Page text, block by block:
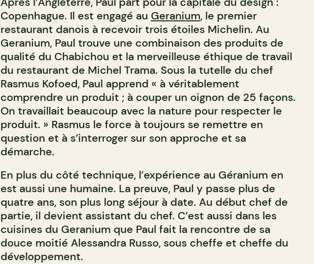
Copenhague. Il est engagé au Geranium, le premier
restaurant danois à recevoir trois étoiles Michelin. Au
Geranium, Paul trouve une combinaison des produits de
qualité du Chabichou et la merveilleuse éthique de travail
du restaurant de Michel Trama. Sous la tutelle du chef
Rasmus Kofoed, Paul apprend « à véritablement
comprendre un produit ; à couper un oignon de 25 façons.
On travaillait beaucoup avec la nature pour respecter le
produit. » Rasmus le force à toujours se remettre en
question et à s’interroger sur son approche et sa
démarche.
En plus du côté technique, l’expérience au Géranium en
est aussi une humaine. La preuve, Paul y passe plus de
quatre ans, son plus long séjour à date. Au début chef de
partie, il devient assistant du chef. C’est aussi dans les
cuisines du Geranium que Paul fait la rencontre de sa
douce moitié Alessandra Russo, sous cheffe et cheffe du
développement.